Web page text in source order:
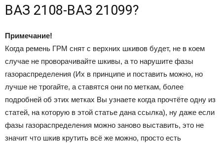
ВАЗ 2108-ВАЗ 21099?
Примечание!
Когда ремень ГРМ снят с верхних шкивов будет, не в коем
случае не проворачивайте шкивы, а то нарушите фазы
газораспределения (Их в принципе и поставить можно, но
лучше не трогайте, а ставятся они по меткам, более
подробней об этих метках Вы узнаете когда прочтёте одну из
статей, на которую в этой статье дана ссылка), ну даже если
фазы газораспределения можно заново выставить, это не
значит что шкив крутить всё же можно, просто есть